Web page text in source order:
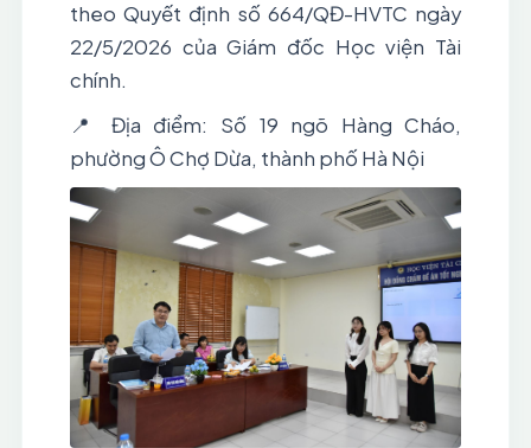
theo Quyết định số 664/QĐ-HVTC ngày
22/5/2026 của Giám đốc Học viện Tài
chính.
📍 Địa điểm: Số 19 ngõ Hàng Cháo,
phường Ô Chợ Dừa, thành phố Hà Nội